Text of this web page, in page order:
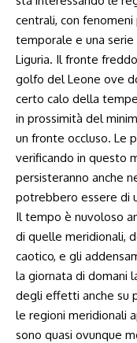
centrali, con
temporale e una serie
Liguria. Il fronte
golfo del Leone ove
certo calo della
in prossimità del
un fronte occluso. Le
verificando in questo
persisteranno anche
potrebbero essere di
Il tempo è nuvoloso
di quelle meridionali,
caotico, e gli
la giornata di domani
degli effetti anche su
le regioni meridionali
sono quasi ovunque